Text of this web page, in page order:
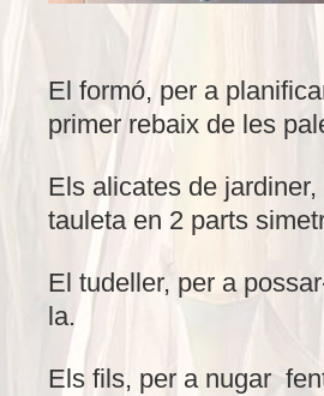
El formó, per a
primer rebaix de les
Els alicates de
tauleta en 2 parts
El tudeller, per a
la.
Els fils, per a nugar